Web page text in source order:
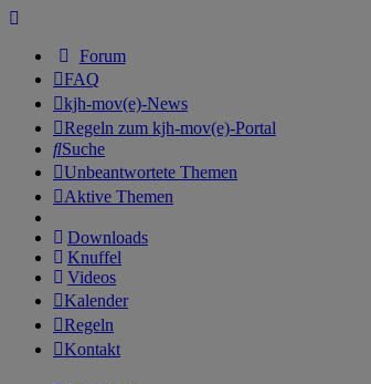
Forum
FAQ
kjh-mov(e)-News
Regeln zum kjh-mov(e)-Portal
Suche
Unbeantwortete Themen
Aktive Themen
Downloads
Knuffel
Videos
Kalender
Regeln
Kontakt